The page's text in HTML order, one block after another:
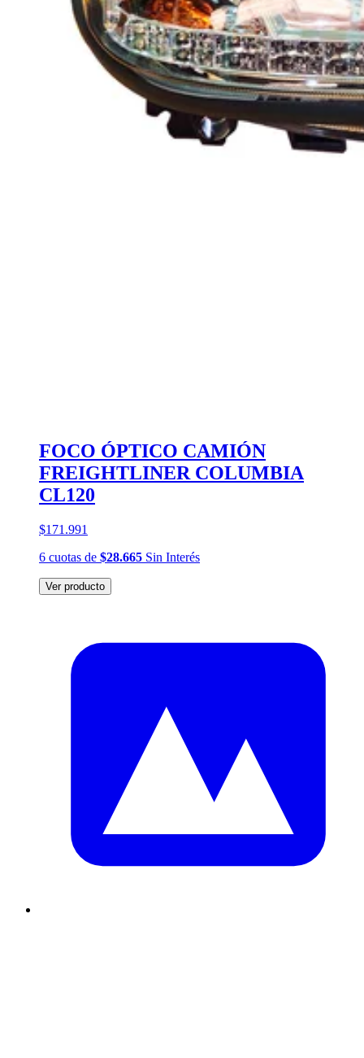
FOCO ÓPTICO CAMIÓN
FREIGHTLINER COLUMBIA
CL120
$171.991
6 cuotas de $28.665 Sin Interés
Ver producto